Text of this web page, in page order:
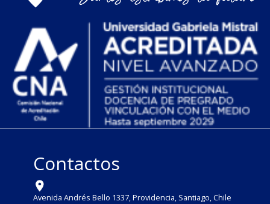
Contactos
Avenida Andrés Bello 1337, Providencia, Santiago, Chile